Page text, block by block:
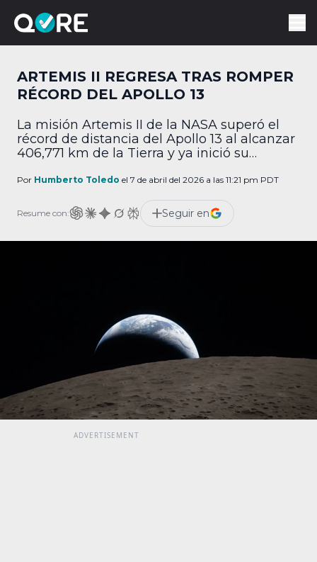
ARTEMIS II REGRESA TRAS ROMPER
RÉCORD DEL APOLLO 13
La misión Artemis II de la NASA superó el
récord de distancia del Apollo 13 al alcanzar
406,771 km de la Tierra y ya inició su
Por Humberto Toledo el 7 de abril del 2026 a las 11:21 pm PDT
Resume con: Seguir en